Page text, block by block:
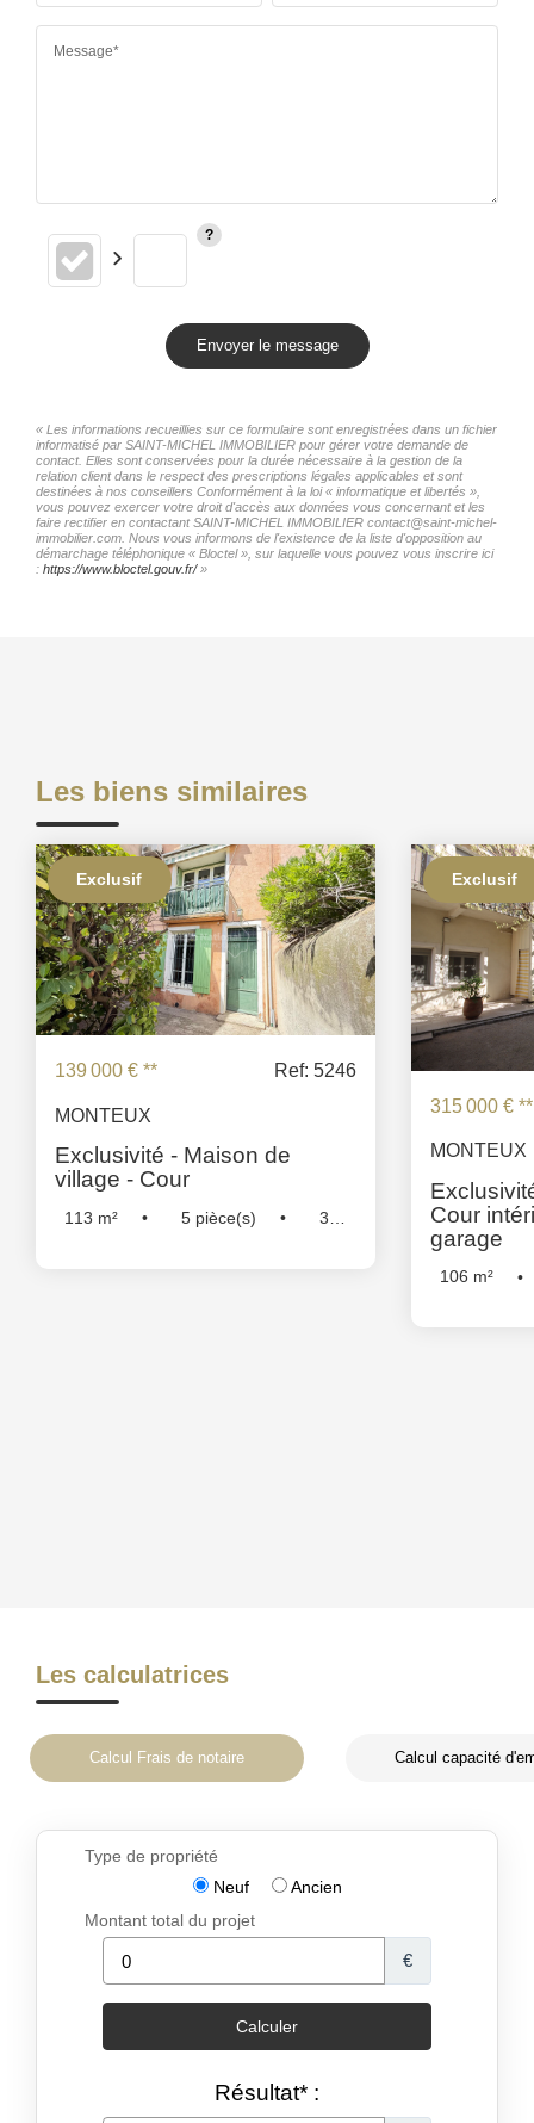
Message*
Envoyer le message
« Les informations recueillies sur ce formulaire sont enregistrées dans un fichier
informatisé par SAINT-MICHEL IMMOBILIER pour gérer votre demande de
contact. Elles sont conservées pour la durée nécessaire à la gestion de la
relation client dans le respect des prescriptions légales applicables et sont
destinées à nos conseillers Conformément à la loi « informatique et libertés »,
vous pouvez exercer votre droit d'accès aux données vous concernant et les
faire rectifier en contactant SAINT-MICHEL IMMOBILIER contact@saint-michel-
immobilier.com. Nous vous informons de l'existence de la liste d'opposition au
démarchage téléphonique « Bloctel », sur laquelle vous pouvez vous inscrire ici
: https://www.bloctel.gouv.fr/»
Les biens similaires
Exclusif
139 000 € ** Ref: 5246
MONTEUX
Exclusivité - Maison de
village - Cour
113 m² 5 pièce(s)
3
Exclusif
315 000 € **
MONTEUX
Cour
garage
106 m²
Les calculatrices
Calcul Frais de notaire Calcul capacité